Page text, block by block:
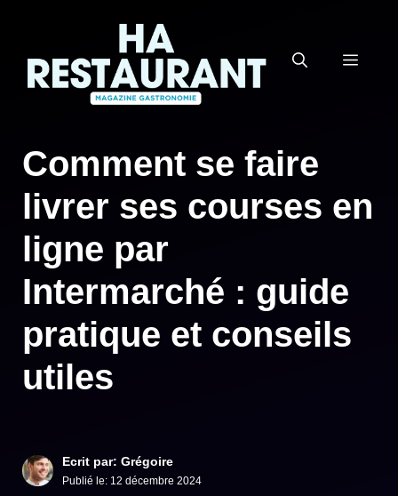
contenu
Comment se faire
livrer ses courses en
ligne par
Intermarché : guide
pratique et conseils
utiles
Ecrit par: Grégoire
Publié le: 12 décembre 2024